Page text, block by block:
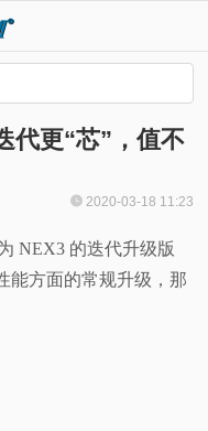
代更“芯”，值不
2020-03-18 11:23
NEX3 的迭代升级版
能方面的常规升级，那